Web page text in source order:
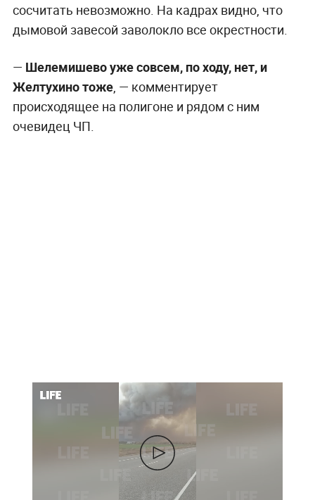
сосчитать невозможно. На кадрах видно, что
дымовой завесой заволокло все окрестности.
— Шелемишево уже совсем, по ходу, нет, и
Желтухино тоже, — комментирует
происходящее на полигоне и рядом с ним
очевидец ЧП.